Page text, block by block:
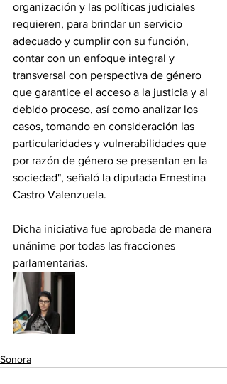
organización y las políticas judiciales
requieren, para brindar un servicio
adecuado y cumplir con su función,
contar con un enfoque integral y
transversal con perspectiva de género
que garantice el acceso a la justicia y al
debido proceso, así como analizar los
casos, tomando en consideración las
particularidades y vulnerabilidades que
por razón de género se presentan en la
sociedad", señaló la diputada Ernestina
Castro Valenzuela.
Dicha iniciativa fue aprobada de manera
unánime por todas las fracciones
parlamentarias.
Sonora